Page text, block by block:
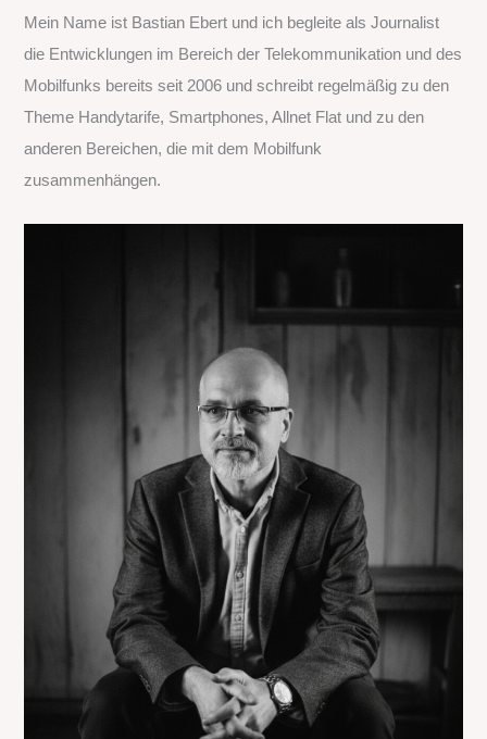
n
n
a
h
:
Mein Name ist Bastian Ebert und ich begleite als Journalist
die Entwicklungen im Bereich der Telekommunikation und des
Mobilfunks bereits seit 2006 und schreibt regelmäßig zu den
Theme Handytarife, Smartphones, Allnet Flat und zu den
anderen Bereichen, die mit dem Mobilfunk
zusammenhängen.